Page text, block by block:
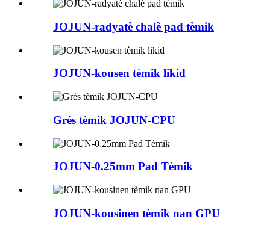
JOJUN-radyatè chalè pad tèmik
JOJUN-kousen tèmik likid
Grès tèmik JOJUN-CPU
JOJUN-0.25mm Pad Tèmik
JOJUN-kousinen tèmik nan GPU